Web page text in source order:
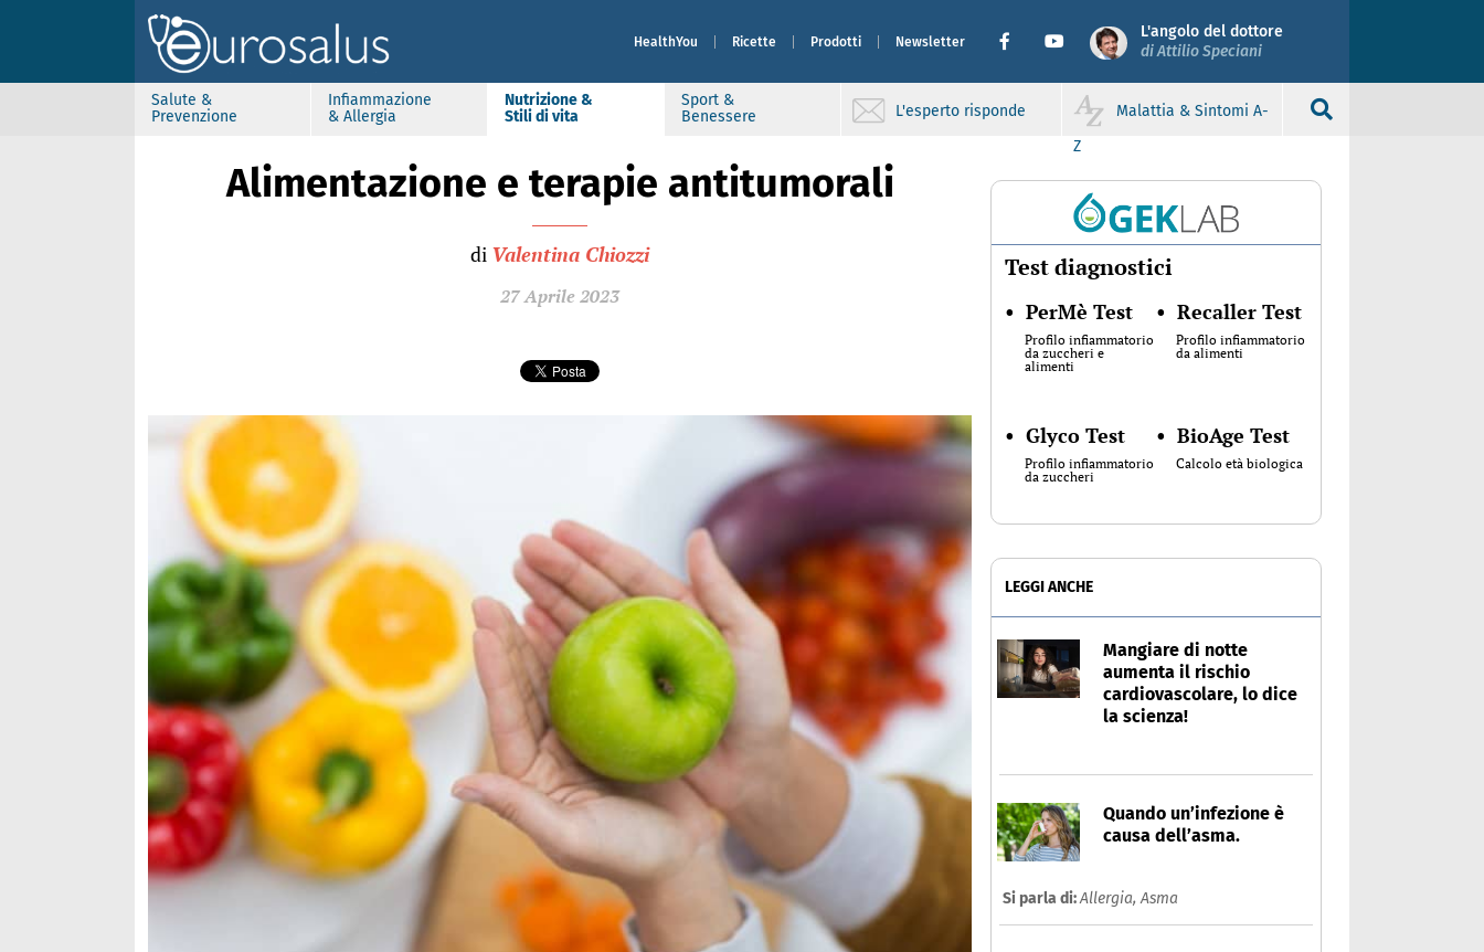
HealthYou Ricette Prodotti Newsletter
L'angolo del dottore
di Attilio Speciani
Salute &
Prevenzione
Infiammazione
& Allergia
Nutrizione &
Stili di vita
Sport &
Benessere
L'esperto risponde
Malattia & Sintomi A-
Z
Alimentazione e terapie antitumorali
di Valentina Chiozzi
27 Aprile 2023
Test diagnostici
• PerMè Test
Profilo infiammatorio
da zuccheri e
alimenti
• Recaller Test
Profilo infiammatorio
da alimenti
• Glyco Test
Profilo infiammatorio
da zuccheri
• BioAge Test
Calcolo età biologica
LEGGI ANCHE
Mangiare di notte
aumenta il rischio
cardiovascolare, lo dice
la scienza!
Quando un’infezione è
causa dell’asma.
Si parla di:Allergia,Asma